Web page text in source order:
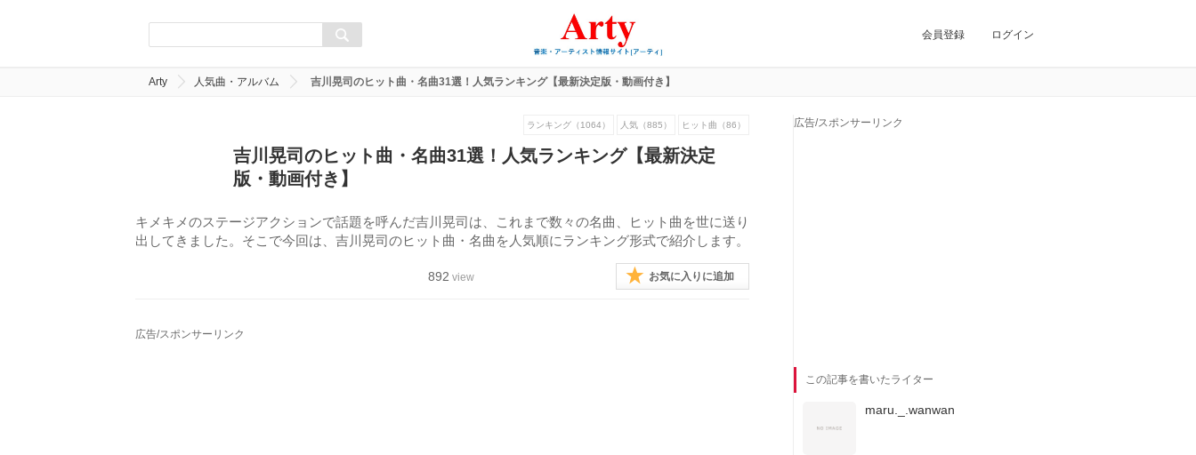
会員登録 ログイン
Arty 人気曲・アルバム 吉川晃司のヒット曲・名曲31選！人気ランキング【最新決定版・動画付き】
ランキング（1064） 人気（885） ヒット曲（86）
吉川晃司のヒット曲・名曲31選！人気ランキング【最新決定
版・動画付き】
キメキメのステージアクションで話題を呼んだ吉川晃司は、これまで数々の名曲、ヒット曲を世に送り
出してきました。そこで今回は、吉川晃司のヒット曲・名曲を人気順にランキング形式で紹介します。
892 view お気に入りに追加
広告/スポンサーリンク
広告/スポンサーリンク
この記事を書いたライター
maru._.wanwan